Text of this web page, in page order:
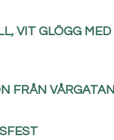
VIT GLÖGG MED
FRÅN VÅRGATAN